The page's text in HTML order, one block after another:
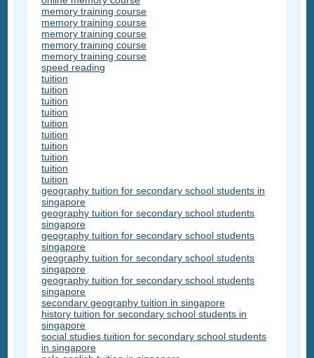
memory training course
memory training course
memory training course
memory training course
memory training course
speed reading
tuition
tuition
tuition
tuition
tuition
tuition
tuition
tuition
tuition
tuition
geography tuition for secondary school students in
singapore
geography tuition for secondary school students
singapore
geography tuition for secondary school students
singapore
geography tuition for secondary school students
singapore
geography tuition for secondary school students
singapore
secondary geography tuition in singapore
history tuition for secondary school students in
singapore
social studies tuition for secondary school students
in singapore